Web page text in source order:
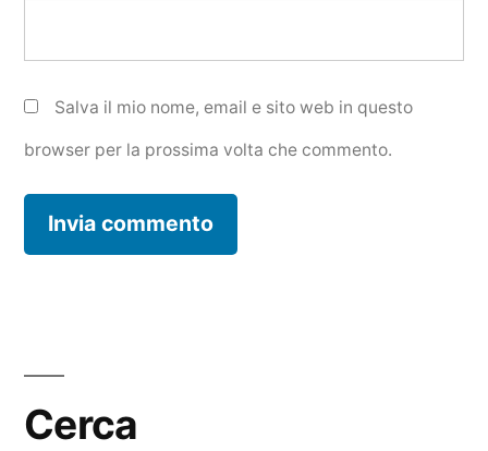
Salva il mio nome, email e sito web in questo
browser per la prossima volta che commento.
Cerca